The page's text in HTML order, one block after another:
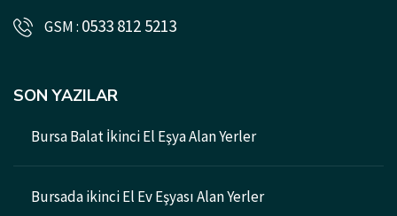
GSM : 0533 812 5213
SON YAZILAR
Bursa Balat İkinci El Eşya Alan Yerler
Bursada ikinci El Ev Eşyası Alan Yerler